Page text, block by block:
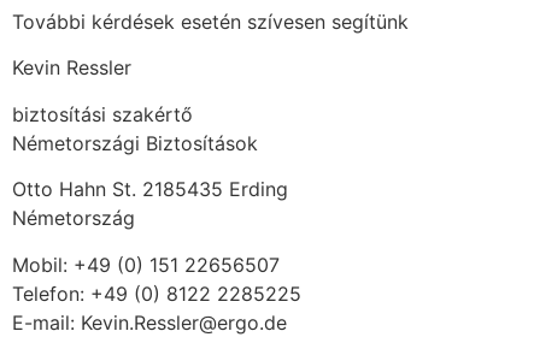
További kérdések esetén szívesen segítünk
Kevin Ressler
biztosítási szakértő
Németországi Biztosítások
Otto Hahn St. 2185435 Erding
Németország
Mobil: +49 (0) 151 22656507
Telefon: +49 (0) 8122 2285225
E-mail: Kevin.Ressler@ergo.de